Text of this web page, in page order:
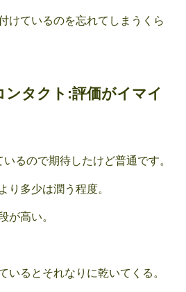
けているのを忘れてしまうくら
ンタクト:評価がイマイ
るので期待したけど普通です。
り多少は潤う程度。
が高い。
いるとそれなりに乾いてくる。